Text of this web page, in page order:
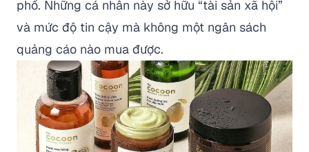
phố. Những cá nhân này sở hữu “tài sản xã hội”
và mức độ tin cậy mà không một ngân sách
quảng cáo nào mua được.